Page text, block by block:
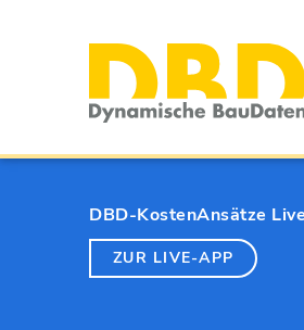
DBD-KostenAnsätze
ZUR LIVE-APP